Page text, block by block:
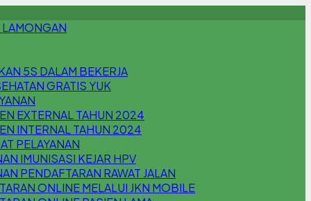
5S DALAM BEKERJA
GRATIS YUK
EXTERNAL TAHUN 2024
INTERNAL TAHUN 2024
PELAYANAN
IMUNISASI KEJAR HPV
PENDAFTARAN RAWAT JALAN
ONLINE MELALUI JKN MOBILE